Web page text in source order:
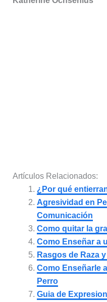
Artículos Relacionados:
¿Por qué
Agresividad en
Comunicación
Como quitar la
Como Enseñar a
Rasgos de Raza
Como Enseñarle
Perro
Guia de